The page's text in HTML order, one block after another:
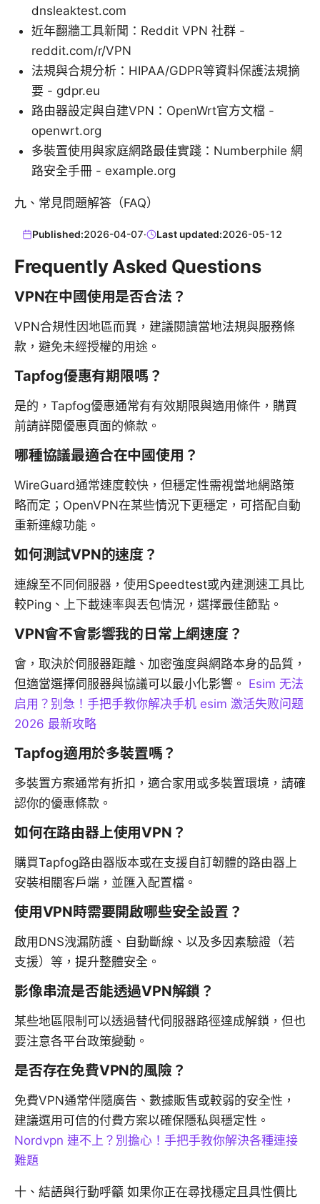
dnsleaktest.com
近年翻牆工具新聞：Reddit VPN 社群 -
reddit.com/r/VPN
法規與合規分析：HIPAA/GDPR等資料保護法規摘
要 - gdpr.eu
路由器設定與自建VPN：OpenWrt官方文檔 -
openwrt.org
多裝置使用與家庭網路最佳實踐：Numberphile 網
路安全手冊 - example.org
九、常見問題解答（FAQ）
Published:2026-04-07· Last updated:2026-05-12
Frequently Asked Questions
VPN在中國使用是否合法？
VPN合規性因地區而異，建議閱讀當地法規與服務條
款，避免未經授權的用途。
Tapfog優惠有期限嗎？
是的，Tapfog優惠通常有有效期限與適用條件，購買
前請詳閱優惠頁面的條款。
哪種協議最適合在中國使用？
WireGuard通常速度較快，但穩定性需視當地網路策
略而定；OpenVPN在某些情況下更穩定，可搭配自動
重新連線功能。
如何測試VPN的速度？
連線至不同伺服器，使用Speedtest或內建測速工具比
較Ping、上下載速率與丟包情況，選擇最佳節點。
VPN會不會影響我的日常上網速度？
會，取決於伺服器距離、加密強度與網路本身的品質，
但適當選擇伺服器與協議可以最小化影響。 Esim 无法
启用？别急！手把手教你解决手机 esim 激活失败问题
2026 最新攻略
Tapfog適用於多裝置嗎？
多裝置方案通常有折扣，適合家用或多裝置環境，請確
認你的優惠條款。
如何在路由器上使用VPN？
購買Tapfog路由器版本或在支援自訂韌體的路由器上
安裝相關客戶端，並匯入配置檔。
使用VPN時需要開啟哪些安全設置？
啟用DNS洩漏防護、自動斷線、以及多因素驗證（若
支援）等，提升整體安全。
影像串流是否能透過VPN解鎖？
某些地區限制可以透過替代伺服器路徑達成解鎖，但也
要注意各平台政策變動。
是否存在免費VPN的風險？
免費VPN通常伴隨廣告、數據販售或較弱的安全性，
建議選用可信的付費方案以確保隱私與穩定性。
Nordvpn 連不上？別擔心！手把手教你解決各種連接
難題
十、結語與行動呼籲 如果你正在尋找穩定且具性價比